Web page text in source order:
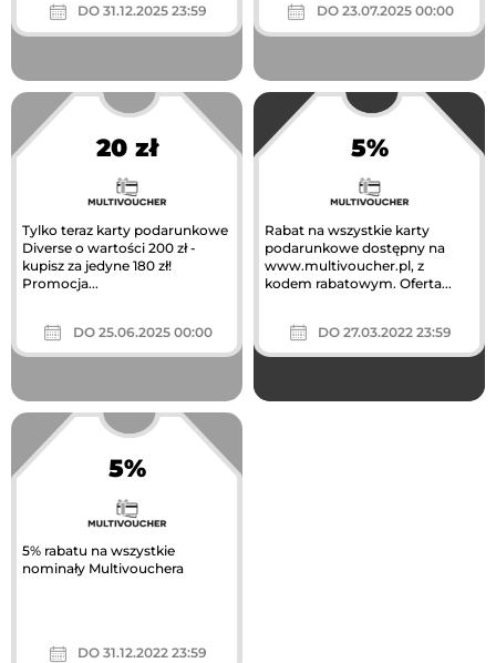
DO 31.12.2025 23:59 DO 23.07.2025 00:00
20 zł
Tylko teraz karty podarunkowe
Diverse o wartości 200 zł -
kupisz za jedyne 180 zł!
Promocja...
DO 25.06.2025 00:00
5%
Rabat na wszystkie karty
podarunkowe dostępny na
www.multivoucher.pl, z
kodem rabatowym. Oferta...
DO 27.03.2022 23:59
5%
5% rabatu na wszystkie
nominały Multivouchera
DO 31.12.2022 23:59